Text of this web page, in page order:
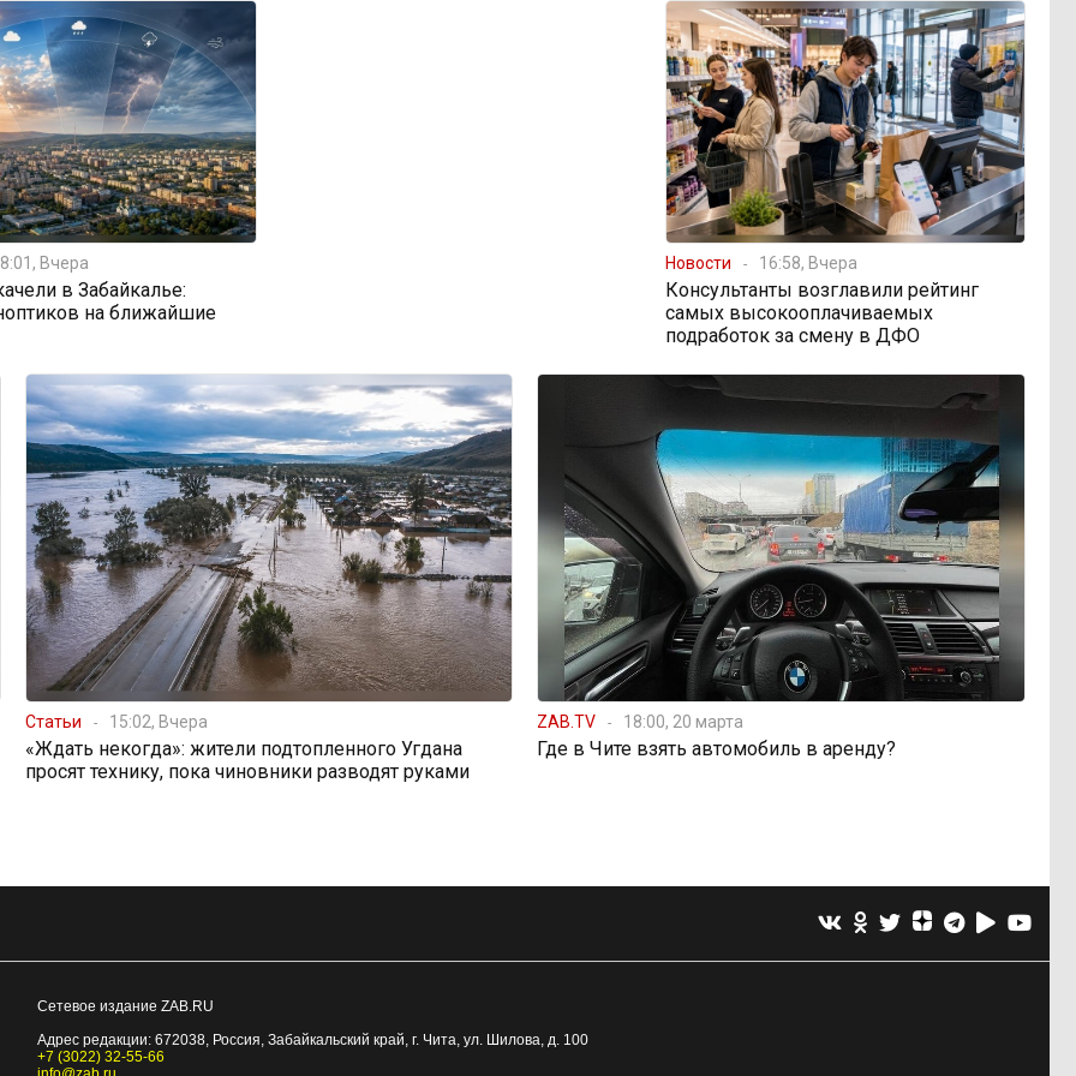
Вчера
в Забайкалье:
на ближайшие
Новости 16:58, Вчера
Консультанты возглавили рейтинг
самых высокооплачиваемых
подработок за смену в ДФО
Статьи 15:02, Вчера
«Ждать некогда»: жители подтопленного Угдана
просят технику, пока чиновники разводят руками
ZAB.TV 18:00, 20 марта
Где в Чите взять автомобиль в аренду?
Сетевое издание ZAB.RU
Адрес редакции: 672038, Россия, Забайкальский край, г. Чита, ул. Шилова, д. 100
+7 (3022) 32-55-66